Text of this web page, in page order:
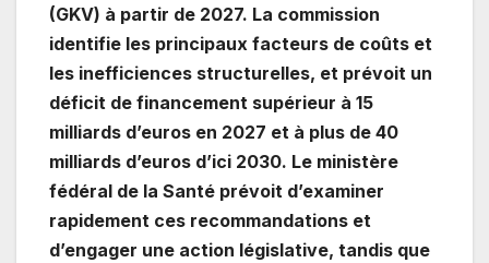
(GKV) à partir de 2027. La commission
identifie les principaux facteurs de coûts et
les inefficiences structurelles, et prévoit un
déficit de financement supérieur à 15
milliards d’euros en 2027 et à plus de 40
milliards d’euros d’ici 2030. Le ministère
fédéral de la Santé prévoit d’examiner
rapidement ces recommandations et
d’engager une action législative, tandis que